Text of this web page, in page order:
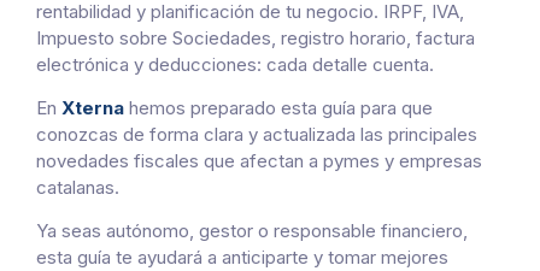
rentabilidad y planificación de tu negocio. IRPF, IVA,
Impuesto sobre Sociedades, registro horario, factura
electrónica y deducciones: cada detalle cuenta.
En Xterna hemos preparado esta guía para que
conozcas de forma clara y actualizada las principales
novedades fiscales que afectan a pymes y empresas
catalanas.
Ya seas autónomo, gestor o responsable financiero,
esta guía te ayudará a anticiparte y tomar mejores